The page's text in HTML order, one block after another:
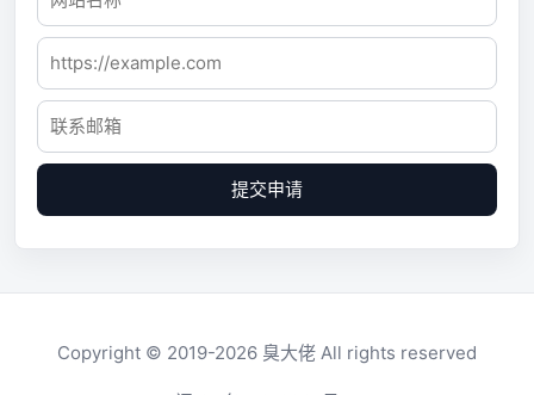
提交申请
Copyright © 2019-2026 臭大佬 All rights reserved